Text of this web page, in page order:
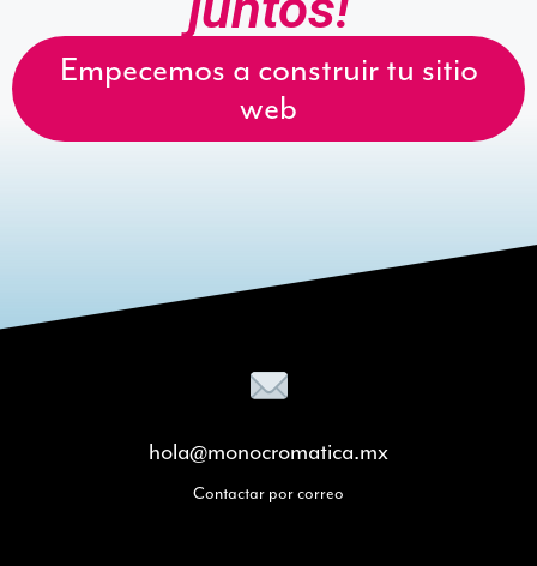
Empecemos a construir tu sitio
web
hola@monocromatica.mx
Contactar por correo